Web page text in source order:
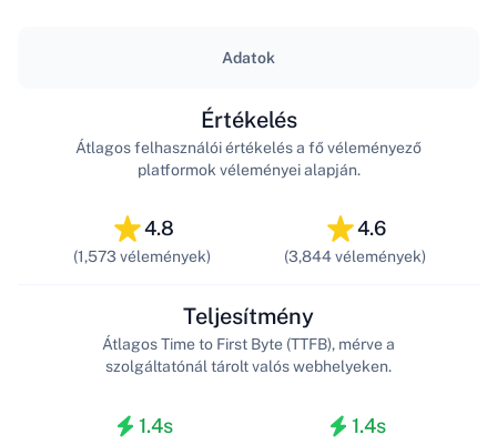
Adatok
4.8
(1,573 vélemények)
Értékelés
Átlagos felhasználói értékelés a fő véleményező
platformok véleményei alapján.
4.6
(3,844 vélemények)
1.4s
Teljesítmény
Átlagos Time to First Byte (TTFB), mérve a
szolgáltatónál tárolt valós webhelyeken.
1.4s